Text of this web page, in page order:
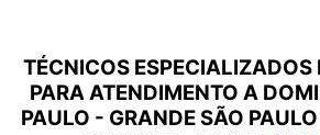
TÉCNICOS ESPECIALIZADOS
PARA ATENDIMENTO A
PAULO - GRANDE SÃO